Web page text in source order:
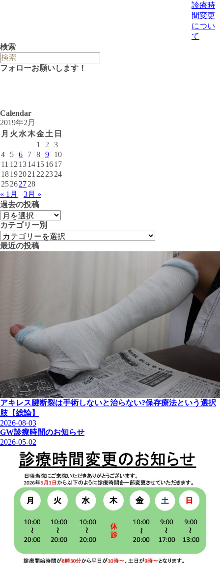
診療時
間変更
につい
て
検索
フォローお願いします！
Calendar
2019年2月
月 火 水木金土 日
1
2
3
4
5 6 7 8 9
10
11 12 1314151617
18192021 22 2324
25262728
« 1月
3月 »
過去の投稿
カテゴリー別
最近の投稿
アキレス腱断裂は手術しないと治らない?保存療法という選択
肢【総論】
2026-08-03
GW診療時間のお知らせ
2026-05-02